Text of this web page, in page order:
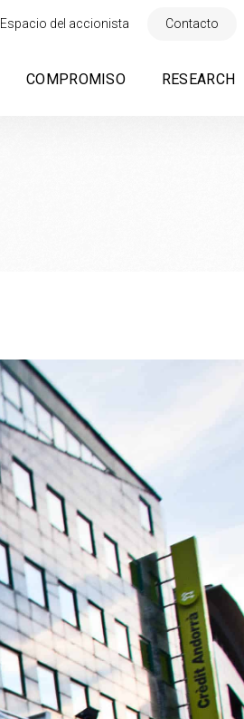
Espacio del accionista Contacto
COMPROMISO RESEARCH